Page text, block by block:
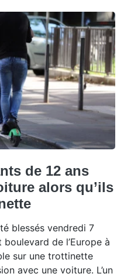
de 12 ans
alors qu’ils
blessés vendredi 7
de l’Europe à
sur une trottinette
avec une voiture. L’un